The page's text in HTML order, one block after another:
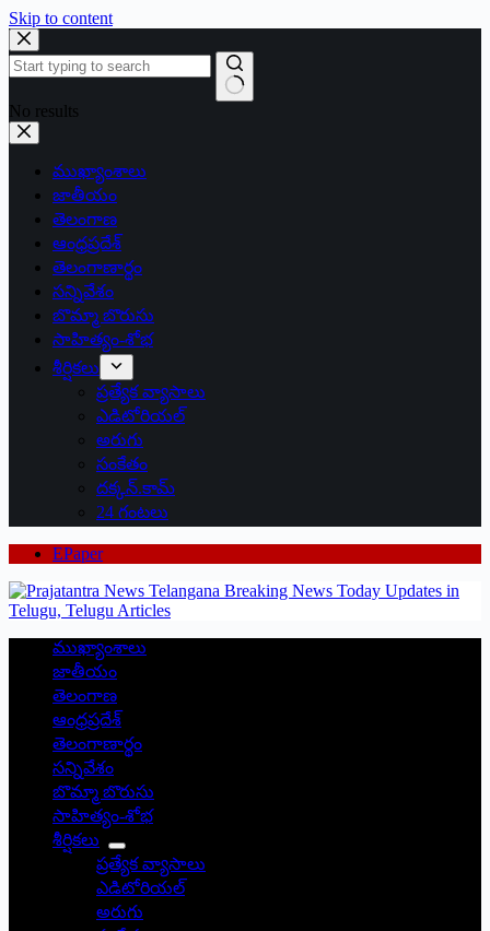
Skip to content
No results
ముఖ్యాంశాలు
జాతీయం
తెలంగాణ
ఆంధ్రప్రదేశ్
తెలంగాణార్థం
సన్నివేశం
బొమ్మా బొరుసు
సాహిత్యం-శోభ
శీర్షికలు
ప్రత్యేక వ్యాసాలు
ఎడిటోరియల్
అరుగు
సంకేతం
దక్కన్.కామ్
24 గంటలు
EPaper
ముఖ్యాంశాలు
జాతీయం
తెలంగాణ
ఆంధ్రప్రదేశ్
తెలంగాణార్థం
సన్నివేశం
బొమ్మా బొరుసు
సాహిత్యం-శోభ
శీర్షికలు
ప్రత్యేక వ్యాసాలు
ఎడిటోరియల్
అరుగు